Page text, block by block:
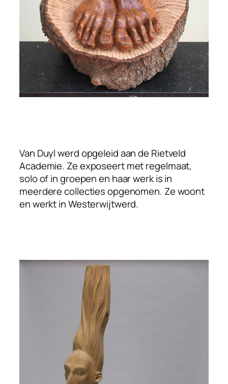
Van Duyl werd opgeleid aan de Rietveld
Academie. Ze exposeert met regelmaat,
solo of in groepen en haar werk is in
meerdere collecties opgenomen. Ze woont
en werkt in Westerwijtwerd.